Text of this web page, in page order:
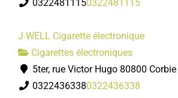
03224811150322481115
J WELL Cigarette électronique
Cigarettes électroniques
5ter, rue Victor Hugo 80800 Corbie
03224363380322436338